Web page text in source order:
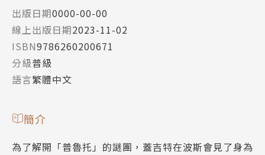
出版日期0000-00-00
線上出版日期2023-11-02
ISBN9786260200671
分級普級
語言繁體中文
簡介
為了解開「普魯托」的謎團，蓋吉特在波斯會見了身為